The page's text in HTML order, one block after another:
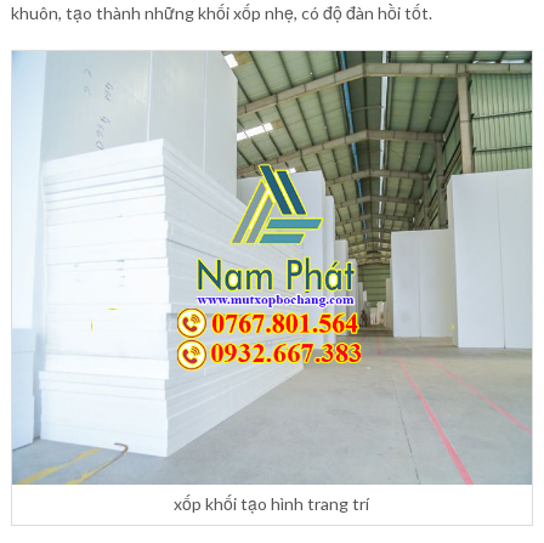
khuôn, tạo thành những khối xốp nhẹ, có độ đàn hồi tốt.
xốp khối tạo hình trang trí